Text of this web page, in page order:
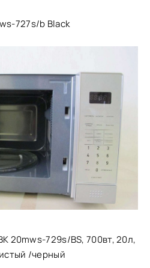
727s/b Black
20mws-729s/BS, 700вт, 20л,
/черный